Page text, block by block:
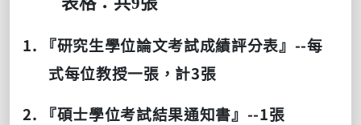
1. 『研究生學位論文考試成績評分表』 --每
式每位教授一張，計3張
2. 『碩士學位考試結果通知書』 --1張